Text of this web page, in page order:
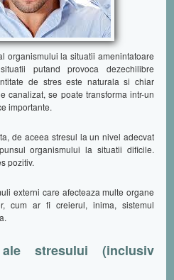
organismului la situatii amenintatoare
putand provoca dezechilibre
de stres este naturala si chiar
canalizat, se poate transforma intr-un
importante.
de aceea stresul la un nivel adecvat
organismului la situatii dificile.
pozitiv.
externi care afecteaza multe organe
cum ar fi creierul, inima, sistemul
stresului (inclusiv